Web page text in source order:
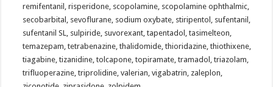
remifentanil, risperidone, scopolamine, scopolamine ophthalmic,
secobarbital, sevoflurane, sodium oxybate, stiripentol, sufentanil,
sufentanil SL, sulpiride, suvorexant, tapentadol, tasimelteon,
temazepam, tetrabenazine, thalidomide, thioridazine, thiothixene,
tiagabine, tizanidine, tolcapone, topiramate, tramadol, triazolam,
trifluoperazine, triprolidine, valerian, vigabatrin, zaleplon,